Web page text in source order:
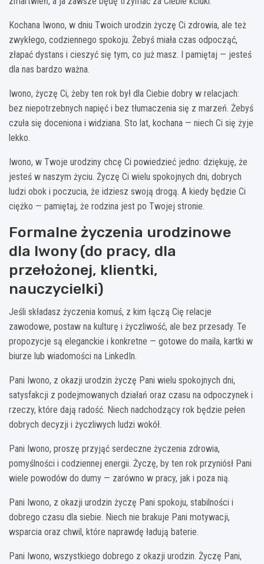
Kochana Iwono, w dniu Twoich urodzin życzę Ci zdrowia, ale też
zwykłego, codziennego spokoju. Żebyś miała czas odpocząć,
złapać dystans i cieszyć się tym, co już masz. I pamiętaj — jesteś
dla nas bardzo ważna.
Iwono, życzę Ci, żeby ten rok był dla Ciebie dobry w relacjach:
bez niepotrzebnych napięć i bez tłumaczenia się z marzeń. Żebyś
czuła się doceniona i widziana. Sto lat, kochana — niech Ci się żyje
lekko.
Iwono, w Twoje urodziny chcę Ci powiedzieć jedno: dziękuję, że
jesteś w naszym życiu. Życzę Ci wielu spokojnych dni, dobrych
ludzi obok i poczucia, że idziesz swoją drogą. A kiedy będzie Ci
ciężko — pamiętaj, że rodzina jest po Twojej stronie.
Formalne życzenia urodzinowe
dla Iwony (do pracy, dla
przełożonej, klientki,
nauczycielki)
Jeśli składasz życzenia komuś, z kim łączą Cię relacje
zawodowe, postaw na kulturę i życzliwość, ale bez przesady. Te
propozycje są eleganckie i konkretne — gotowe do maila, kartki w
biurze lub wiadomości na LinkedIn.
Pani Iwono, z okazji urodzin życzę Pani wielu spokojnych dni,
satysfakcji z podejmowanych działań oraz czasu na odpoczynek i
rzeczy, które dają radość. Niech nadchodzący rok będzie pełen
dobrych decyzji i życzliwych ludzi wokół.
Pani Iwono, proszę przyjąć serdeczne życzenia zdrowia,
pomyślności i codziennej energii. Życzę, by ten rok przyniósł Pani
wiele powodów do dumy — zarówno w pracy, jak i poza nią.
Pani Iwono, z okazji urodzin życzę Pani spokoju, stabilności i
dobrego czasu dla siebie. Niech nie brakuje Pani motywacji,
wsparcia oraz chwil, które naprawdę ładują baterie.
Pani Iwono, wszystkiego dobrego z okazji urodzin. Życzę Pani,